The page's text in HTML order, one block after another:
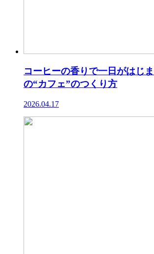
コーヒーの香りで一日がはじ
の“カフェ”のつくり方
2026.04.17